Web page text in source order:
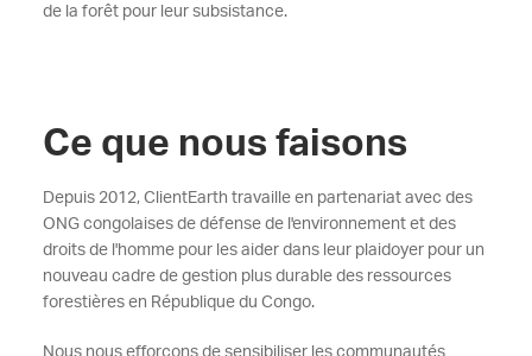
de la forêt pour leur subsistance.
Ce que nous faisons
Depuis 2012, ClientEarth travaille en partenariat avec des
ONG congolaises de défense de l'environnement et des
droits de l'homme pour les aider dans leur plaidoyer pour un
nouveau cadre de gestion plus durable des ressources
forestières en République du Congo.
Nous nous efforçons de sensibiliser les communautés